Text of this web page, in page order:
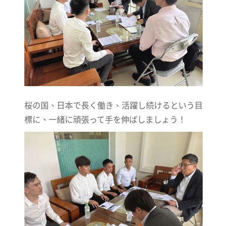
桜の国、日本で長く働き、活躍し続けるという目
標に、一緒に頑張って手を伸ばしましょう！